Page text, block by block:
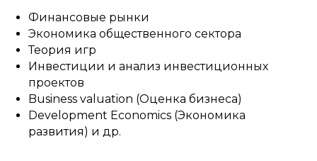
Финансовые рынки
Экономика общественного сектора
Теория игр
Инвестиции и анализ инвестиционных
проектов
Business valuation (Оценка бизнеса)
Development Economics (Экономика
развития) и др.